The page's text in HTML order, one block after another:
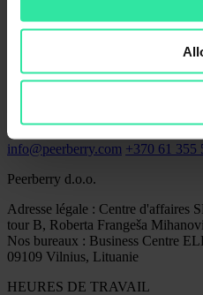
Comment ça fonctionne ?
Statistiques
Sociétés de prêt
Rapports annuels de
CONTACTEZ-NOUS
info@peerberry.com +370 61 355
Peerberry d.o.o.
Adresse légale : Centre d'affaires
tour B, Roberta Frangeša
Nos bureaux : Business Centre
09109 Vilnius, Lituanie
HEURES DE TRAVAIL